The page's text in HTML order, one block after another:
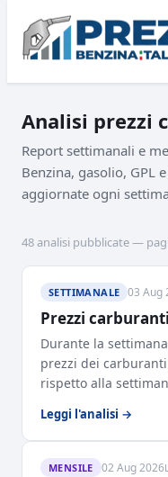
Analisi prezzi
Report settimanali e
Benzina, gasolio, GPL
aggiornate ogni
48 analisi pubblicate —
SETTIMANALE 03 Aug
Prezzi
Durante la
prezzi dei
rispetto alla
Leggi l'analisi →
MENSILE 02 Aug 2026